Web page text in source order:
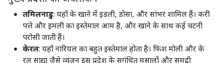
तमिलनाडु: यहाँ के खाने में इडली, डोसा, और सांभर शामिल हैं। करी
पत्ते और इमली का इस्तेमाल आम है, और खाने के साथ कई चटनी
परोसी जाती हैं। ​
केरल: यहाँ नारियल का बहुत इस्तेमाल होता है। फिश मोली और के
रल साद्या जैसे व्यंजन इस प्रदेश के सुगंधित मसालों और समुद्री